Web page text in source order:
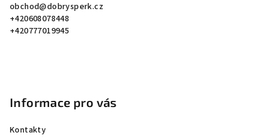
obchod@dobrysperk.cz
+420608078448
+420777019945
Informace pro vás
Kontakty